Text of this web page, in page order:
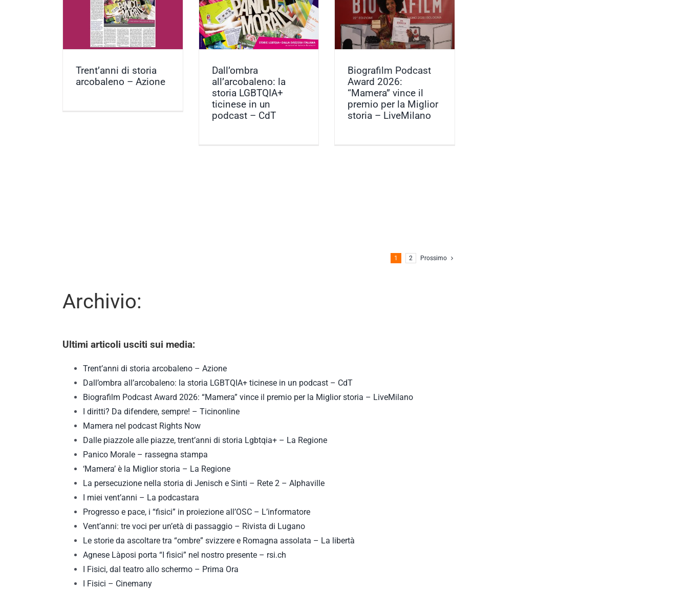
Trent’anni di storia
arcobaleno – Azione
Dall’ombra all’arcobaleno: la
storia LGBTQIA+ ticinese in un
podcast – CdT
Articoli
Dall’ombra
all’arcobaleno: la
storia LGBTQIA+
ticinese in un
podcast – CdT
Biografilm Podcast Award
2026: “Mamera” vince il premio
per la Miglior storia –
LiveMilano
Articoli
Biografilm Podcast
Award 2026:
“Mamera” vince il
premio per la Miglior
storia – LiveMilano
1 2 Prossimo
Archivio:
Ultimi articoli usciti sui media:
Trent’anni di storia arcobaleno – Azione
Dall’ombra all’arcobaleno: la storia LGBTQIA+ ticinese in un podcast – CdT
Biografilm Podcast Award 2026: “Mamera” vince il premio per la Miglior storia – LiveMilano
I diritti? Da difendere, sempre! – Ticinonline
Mamera nel podcast Rights Now
Dalle piazzole alle piazze, trent’anni di storia Lgbtqia+ – La Regione
Panico Morale – rassegna stampa
‘Mamera’ è la Miglior storia – La Regione
La persecuzione nella storia di Jenisch e Sinti – Rete 2 – Alphaville
I miei vent’anni – La podcastara
Progresso e pace, i “fisici” in proiezione all’OSC – L’informatore
Vent’anni: tre voci per un’età di passaggio – Rivista di Lugano
Le storie da ascoltare tra “ombre” svizzere e Romagna assolata – La libertà
Agnese Làposi porta “I fisici” nel nostro presente – rsi.ch
I Fisici, dal teatro allo schermo – Prima Ora
I Fisici – Cinemany